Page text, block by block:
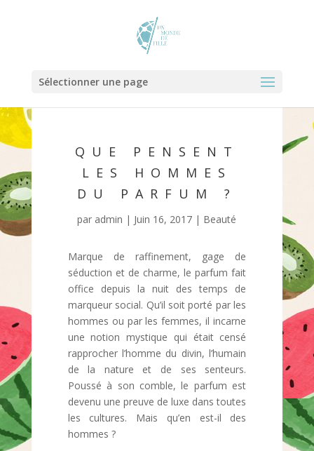
Sélectionner une page
QUE PENSENT
LES HOMMES
DU PARFUM ?
par admin | Juin 16, 2017 | Beauté
Marque de raffinement, gage de
séduction et de charme, le parfum fait
office depuis la nuit des temps de
marqueur social. Qu’il soit porté par les
hommes ou par les femmes, il incarne
une notion mystique qui était censé
rapprocher l’homme du divin, l’humain
de la nature et de ses senteurs.
Poussé à son comble, le parfum est
devenu une preuve de luxe dans toutes
les cultures. Mais qu’en est-il des
hommes ?